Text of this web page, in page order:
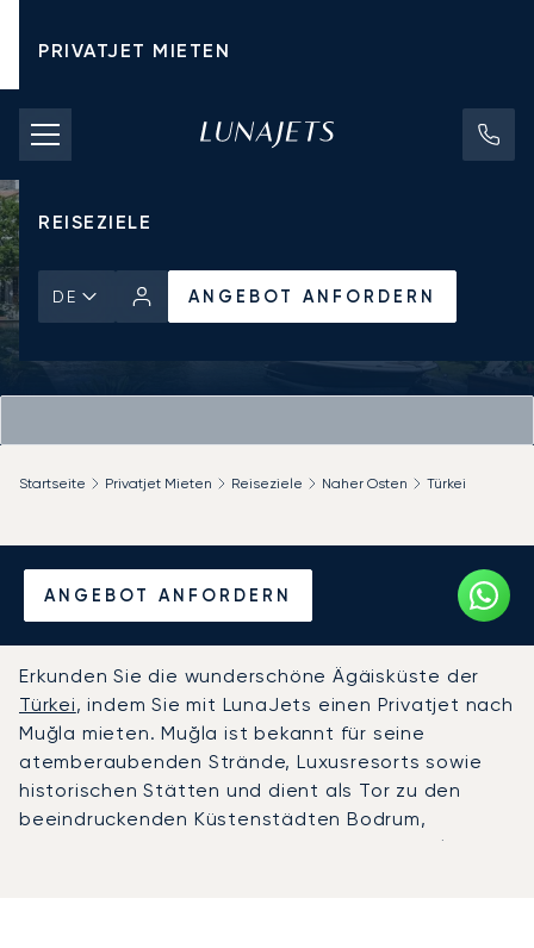
PRIVATJET MIETEN
CHARTERPREISE
PRIVATJETS
REISEZIELE
DE ANGEBOT ANFORDERN
ANGEBOT ANFORDERN
Startseite Privatjet Mieten Reiseziele Naher Osten Türkei
Mieten Sie einen Privatjet
von/nach Muğla
Erkunden Sie die wunderschöne Ägäisküste der
Türkei, indem Sie mit LunaJets einen Privatjet nach
Muğla mieten. Muğla ist bekannt für seine
atemberaubenden Strände, Luxusresorts sowie
historischen Stätten und dient als Tor zu den
beeindruckenden Küstenstädten Bodrum,
Marmaris und Fethiye. Ob Sie für einen erholsamen